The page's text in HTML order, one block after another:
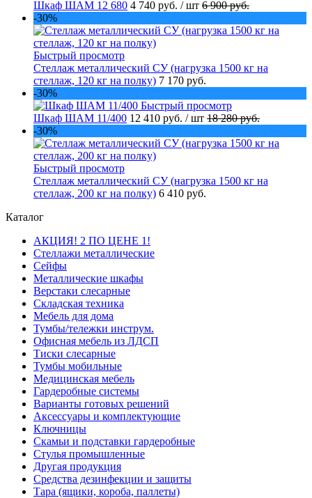
Шкаф ШАМ 12 680 4 740 руб. / шт 6 900 руб.
-30%
Быстрый просмотр
Стеллаж металлический СУ (нагрузка 1500 кг на
стеллаж, 120 кг на полку) 7 170 руб.
-30%
Быстрый просмотр
Шкаф ШАМ 11/400 12 410 руб. / шт 18 280 руб.
-30%
Быстрый просмотр
Стеллаж металлический СУ (нагрузка 1500 кг на
стеллаж, 200 кг на полку) 6 410 руб.
Каталог
АКЦИЯ! 2 ПО ЦЕНЕ 1!
Стеллажи металлические
Сейфы
Металлические шкафы
Верстаки слесарные
Складская техника
Мебель для дома
Тумбы/тележки инструм.
Офисная мебель из ЛДСП
Тиски слесарные
Тумбы мобильные
Медицинская мебель
Гардеробные системы
Варианты готовых решений
Аксессуары и комплектующие
Ключницы
Скамьи и подставки гардеробные
Стулья промышленные
Другая продукция
Средства дезинфекции и защиты
Тара (ящики, короба, паллеты)